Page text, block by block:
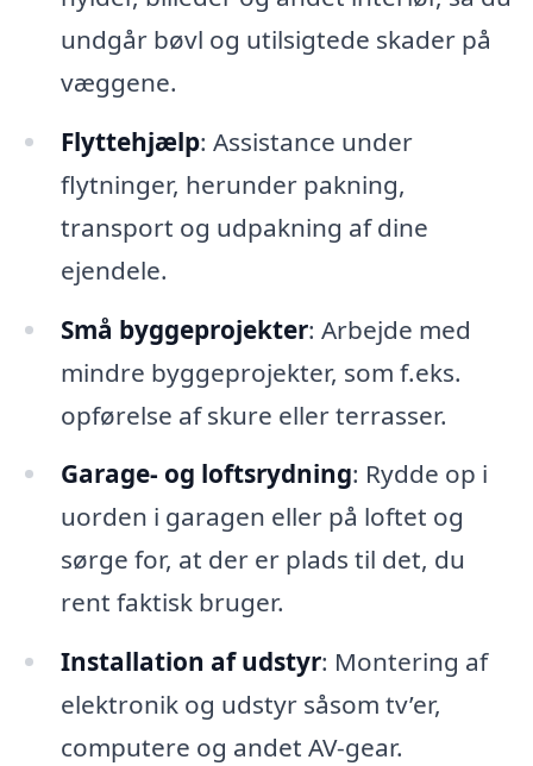
undgår bøvl og utilsigtede skader på
væggene.
Flyttehjælp: Assistance under
flytninger, herunder pakning,
transport og udpakning af dine
ejendele.
Små byggeprojekter: Arbejde med
mindre byggeprojekter, som f.eks.
opførelse af skure eller terrasser.
Garage- og loftsrydning: Rydde op i
uorden i garagen eller på loftet og
sørge for, at der er plads til det, du
rent faktisk bruger.
Installation af udstyr: Montering af
elektronik og udstyr såsom tv’er,
computere og andet AV-gear.